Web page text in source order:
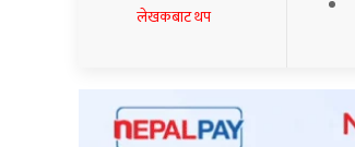
लेखकबाट थप